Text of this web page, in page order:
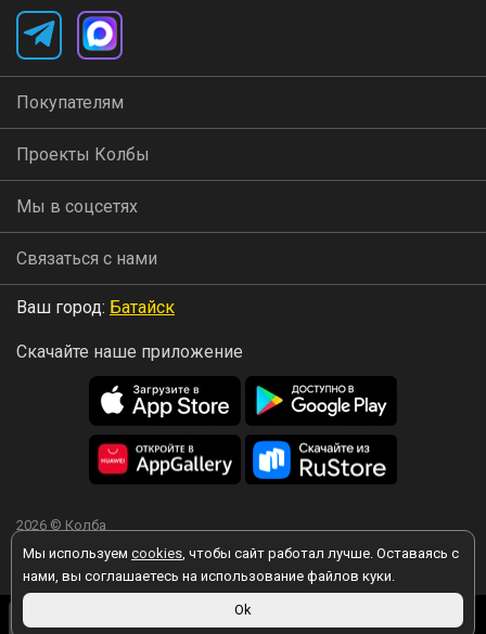
В корзину
Мы используем cookies, чтобы сайт работал лучше. Оставаясь с
нами, вы соглашаетесь на использование файлов куки.
Ok
Покупателям
Проекты Колбы
Мы в соцсетях
Связаться с нами
Ваш город: Батайск
Скачайте наше приложение
2026 © Колба
Вы принимаете условия политики в отношении обработки
персональных данных